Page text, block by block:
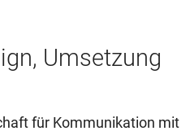
Umsetzung
für Kommunikation mit